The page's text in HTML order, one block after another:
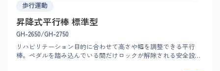
歩行運動
昇降式平行棒 標準型
GH-2650/GH-2750
リハビリテーション目的に合わせて高さや幅を調整できる平行
棒。ペダルを踏み込んでいる間だけロックが解除される安全設計